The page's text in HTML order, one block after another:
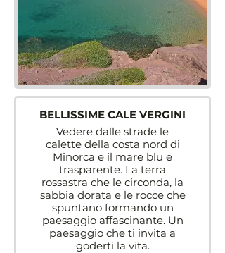
BELLISSIME CALE VERGINI
Vedere dalle strade le
calette della costa nord di
Minorca e il mare blu e
trasparente. La terra
rossastra che le circonda, la
sabbia dorata e le rocce che
spuntano formando un
paesaggio affascinante. Un
paesaggio che ti invita a
goderti la vita.